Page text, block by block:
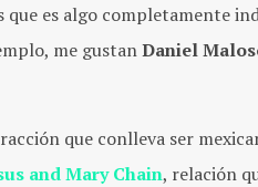
es algo completamente
me gustanDaniel
que conlleva ser
and Mary Chain, relación